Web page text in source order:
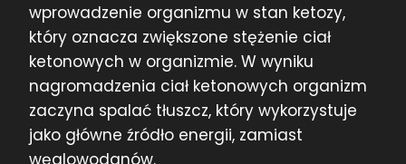
wprowadzenie organizmu w stan ketozy,
który oznacza zwiększone stężenie ciał
ketonowych w organizmie. W wyniku
nagromadzenia ciał ketonowych organizm
zaczyna spalać tłuszcz, który wykorzystuje
jako główne źródło energii, zamiast
węglowodanów.